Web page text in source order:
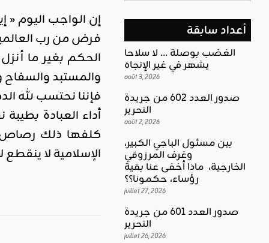
إن الواجب اليوم «
فرض من رب
الحكم بغير ما
والمستبد والسفاح
فإننا نحتسب لله
أداء العبادة
كلفها ذلك رصاص
الإسلامية لا
أعداد سابقة
الغضب بوصلة … لا سلاحا
يشهر في غير الإتجاه
août 3, 2026
صدور العدد 602 من جريدة
التحرير
août 2, 2026
بين مسئول الباجي الكبير،
وغرف المرزوقي
الخارجية، ماذا أخفى عنا بقية
رؤساء، حكمونا؟؟
juillet 27, 2026
صدور العدد 601 من جريدة
التحرير
juillet 26, 2026
وتنجز
بين
الباجي